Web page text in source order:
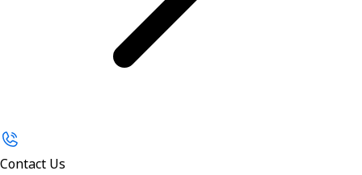
Contact Us